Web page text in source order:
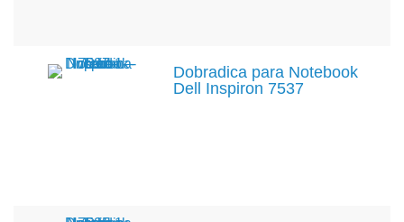
Dobradica para Notebook
Dell Inspiron 7537